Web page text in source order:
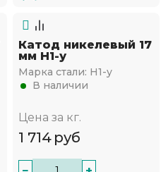
Катод никелевый 17
мм Н1-у
Марка стали: Н1-у
В наличии
Цена за кг.
1 714 руб